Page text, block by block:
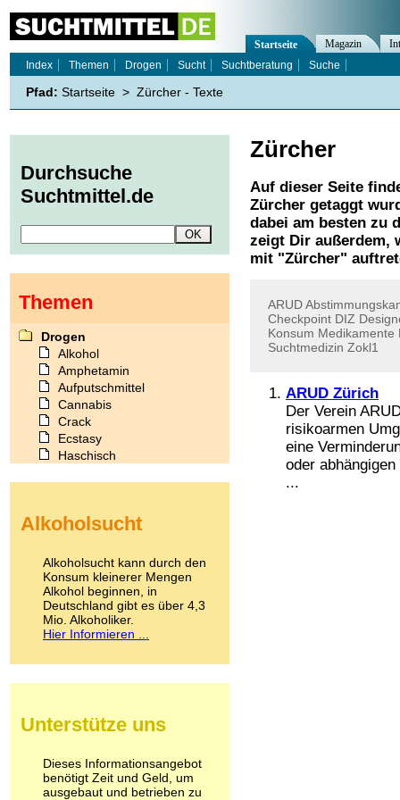
Zürcher
Auf dieser Seite
Zürcher getaggt
dabei am besten zu
zeigt Dir außerdem,
mit "Zürcher"
ARUD
Checkpoint DIZ
Konsum Medikamente
Suchtmedizin Zokl1
ARUD Zürich
Der Verein
risikoarmen
eine
oder
...
Startseite Magazin
Index
Themen Drogen Sucht Suchtberatung Suche
Pfad: Startseite > Zürcher - Texte
Durchsuche
Suchtmittel.de
Themen
Drogen
Alkohol
Amphetamin
Aufputschmittel
Cannabis
Crack
Ecstasy
Haschisch
Kokain
LSD
Marihuana
Medikamente
Meskalin
Metamphetamin
Methadon
Pilze
Psychopharmaka
Schlafmittel
Schmerzmittel
Alkoholsucht
Alkoholsucht kann durch den
Konsum kleinerer Mengen
Alkohol beginnen, in
Deutschland gibt es über 4,3
Mio. Alkoholiker.
Hier Informieren ...
Unterstütze uns
Dieses Informationsangebot
benötigt Zeit und Geld, um
ausgebaut und betrieben zu